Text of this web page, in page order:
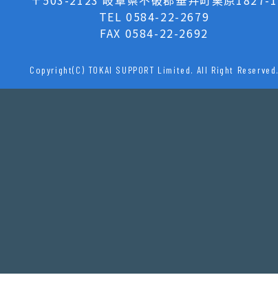
TEL 0584-22-2679
FAX 0584-22-2692
Copyright(C) TOKAI SUPPORT Limited. All Right Reserved.